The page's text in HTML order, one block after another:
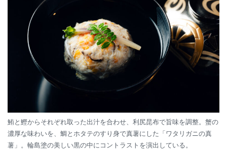
鮪と鰹からそれぞれ取った出汁を合わせ、利尻昆布で旨味を調整。蟹の
濃厚な味わいを、鯛とホタテのすり身で真薯にした「ワタリガニの真
薯」。輪島塗の美しい黒の中にコントラストを演出している。